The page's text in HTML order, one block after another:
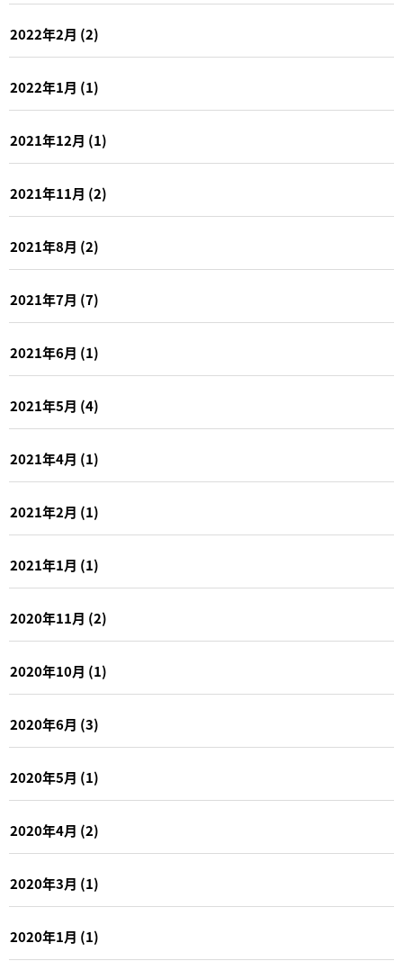
2022年2月 (2)
2022年1月 (1)
2021年12月 (1)
2021年11月 (2)
2021年8月 (2)
2021年7月 (7)
2021年6月 (1)
2021年5月 (4)
2021年4月 (1)
2021年2月 (1)
2021年1月 (1)
2020年11月 (2)
2020年10月 (1)
2020年6月 (3)
2020年5月 (1)
2020年4月 (2)
2020年3月 (1)
2020年1月 (1)